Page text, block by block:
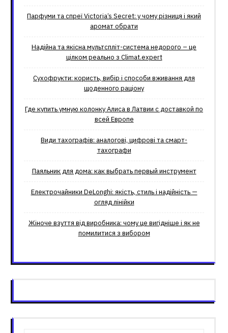
Парфуми та спреї Victoria’s Secret: у чому різниця і який
аромат обрати
Надійна та якісна мультспліт-система недорого – це
цілком реально з Climat.еxpert
Сухофрукти: користь, вибір і способи вживання для
щоденного раціону
Где купить умную колонку Алиса в Латвии с доставкой по
всей Европе
Види тахографів: аналогові, цифрові та смарт-
тахографи
Паяльник для дома: как выбрать первый инструмент
Електрочайники DeLonghi: якість, стиль і надійність —
огляд лінійки
Жіноче взуття від виробника: чому це вигідніше і як не
помилитися з вибором